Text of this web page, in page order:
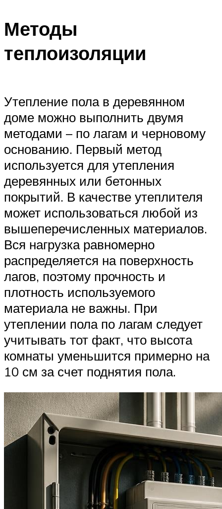
Методы
теплоизоляции
Утепление пола в деревянном
доме можно выполнить двумя
методами – по лагам и черновому
основанию. Первый метод
используется для утепления
деревянных или бетонных
покрытий. В качестве утеплителя
может использоваться любой из
вышеперечисленных материалов.
Вся нагрузка равномерно
распределяется на поверхность
лагов, поэтому прочность и
плотность используемого
материала не важны. При
утеплении пола по лагам следует
учитывать тот факт, что высота
комнаты уменьшится примерно на
10 см за счет поднятия пола.